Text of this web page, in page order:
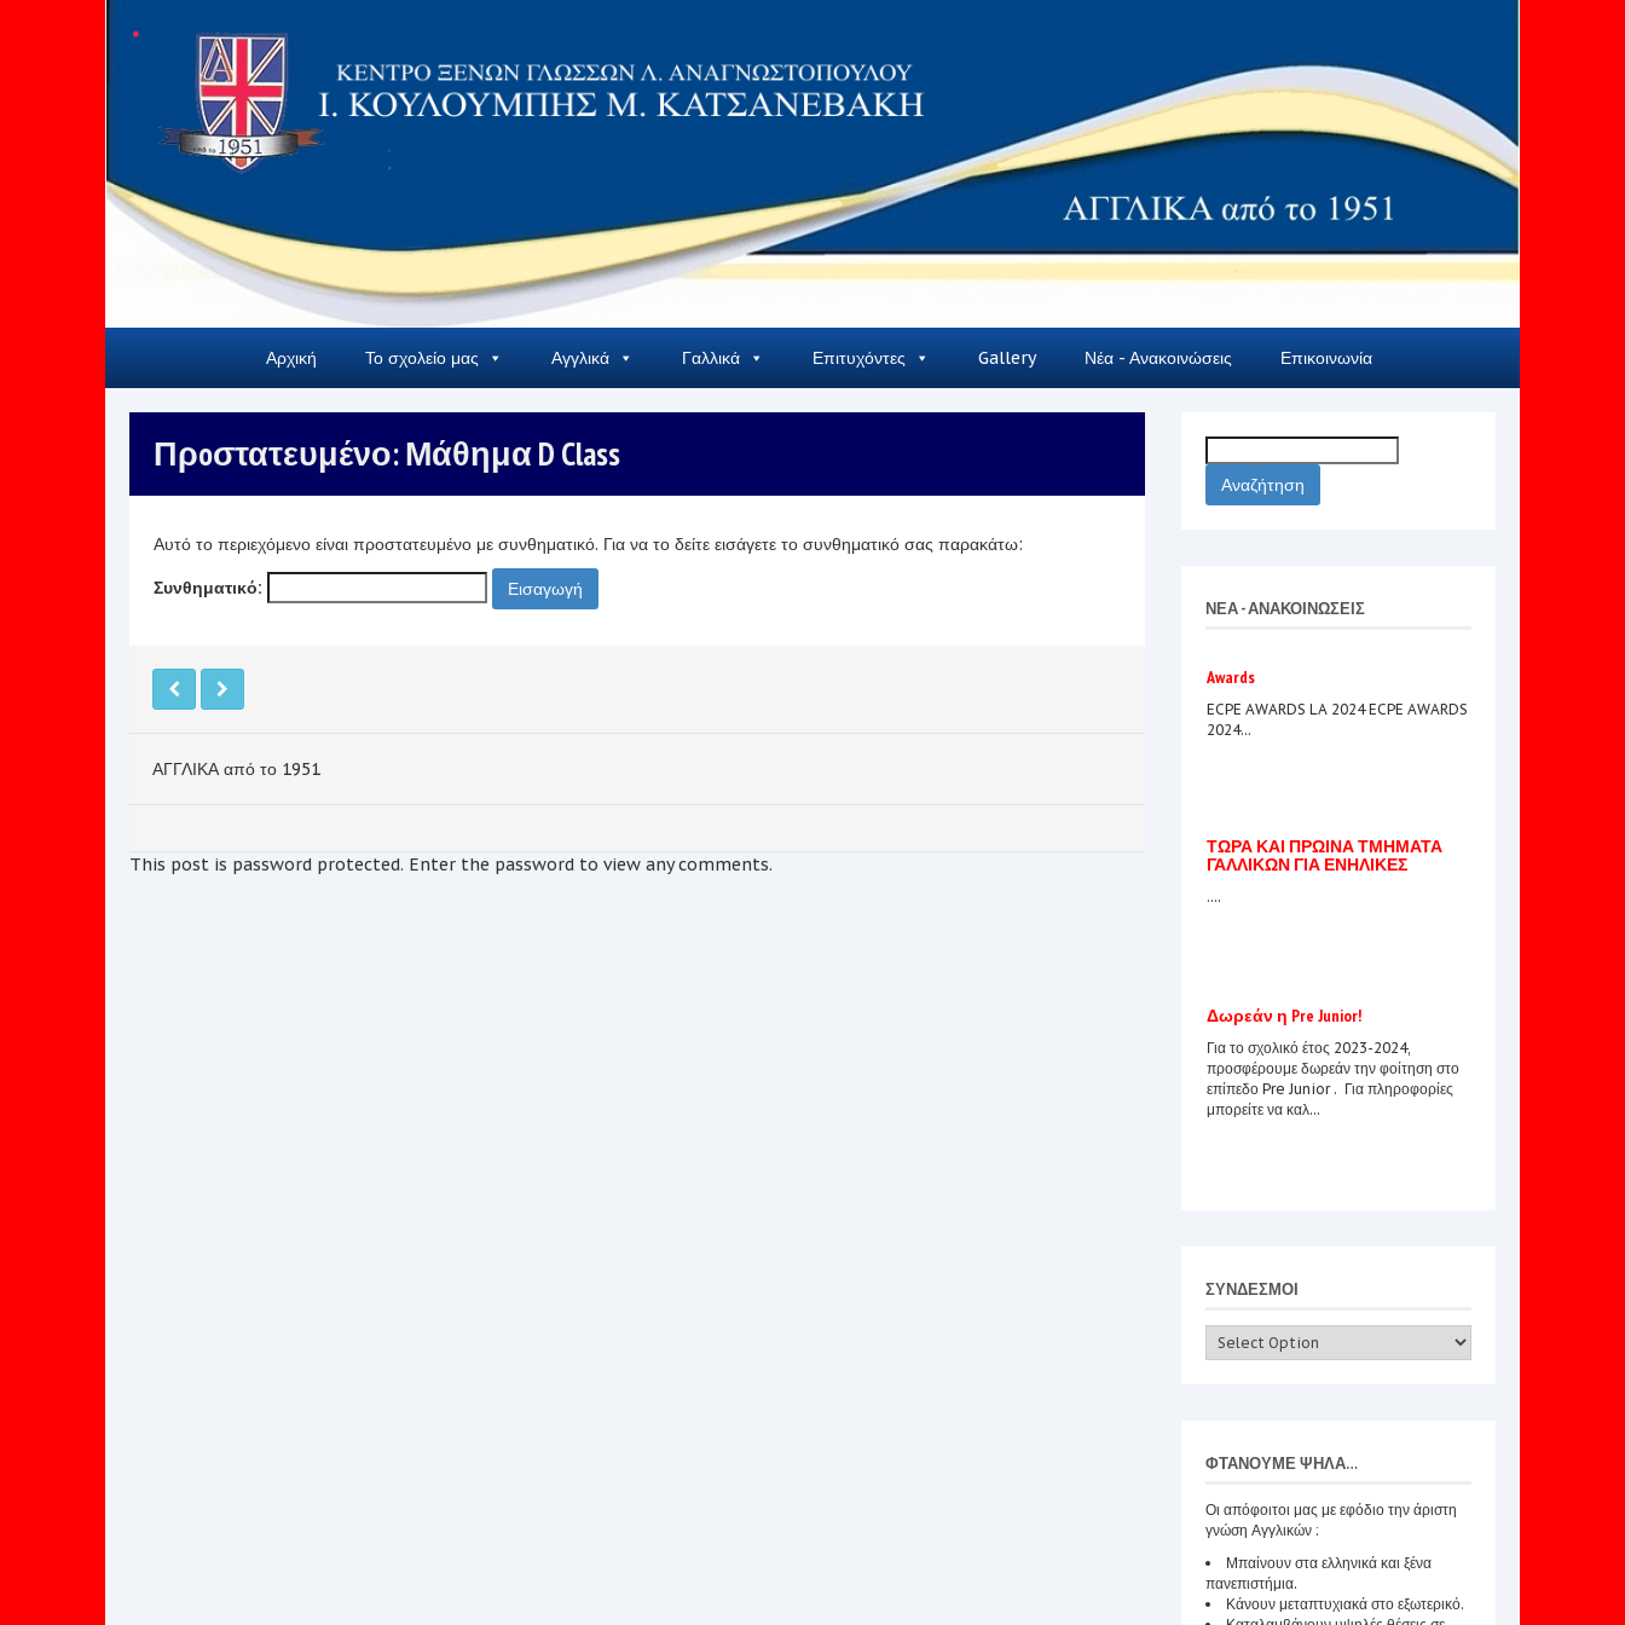
Αρχική Το σχολείο μας Αγγλικά Γαλλικά Επιτυχόντες Gallery Νέα - Ανακοινώσεις Επικοινωνία
Πρoστατευμένο: Μάθημα D Class
Αυτό το περιεχόμενο είναι προστατευμένο με συνθηματικό. Για να το δείτε εισάγετε το συνθηματικό σας παρακάτω:
Συνθηματικό:
ΑΓΓΛΙΚΑ από το 1951
This post is password protected. Enter the password to view any comments.
για:
ΝΕΑ - ΑΝΑΚΟΙΝΩΣΕΙΣ
Awards
ECPE AWARDS LA 2024 ECPE AWARDS
2024...
ΤΩΡΑ ΚΑΙ ΠΡΩΙΝΑ ΤΜΗΜΑΤΑ
ΓΑΛΛΙΚΩΝ ΓΙΑ ΕΝΗΛΙΚΕΣ
....
Δωρεάν η Pre Junior!
Για το σχολικό έτος 2023-2024,
προσφέρουμε δωρεάν την φοίτηση στο
επίπεδο Pre Junior . Για πληροφορίες
μπορείτε να καλ...
ΣΥΝΔΕΣΜΟΙ
ΦΤΆΝΟΥΜΕ ΨΗΛΆ…
Οι απόφοιτοι μας με εφόδιο την άριστη
γνώση Αγγλικών :
Μπαίνουν στα ελληνικά και ξένα
πανεπιστήμια.
Κάνουν μεταπτυχιακά στο εξωτερικό.